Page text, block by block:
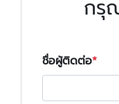
กรุ
ชื่อผู้ติดต่อ